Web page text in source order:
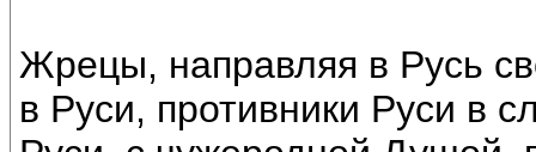
Жрецы, направляя в Русь
в Руси, противники Руси в